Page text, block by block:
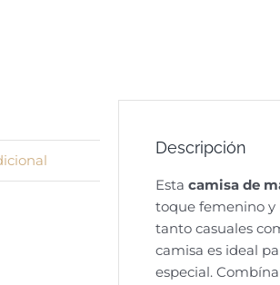
Descripción
Estacamisa de
toque femenino y
tanto casuales
camisa es ideal
especial.